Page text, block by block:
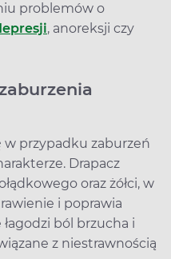
problemów o
, anoreksji czy
w przypadku zaburzeń
Drapacz
oraz żółci, w
i poprawia
ból brzucha i
z niestrawnością